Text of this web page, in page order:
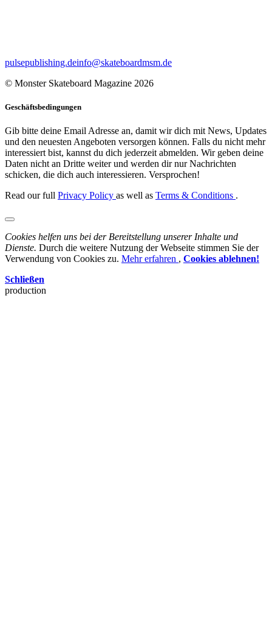
pulsepublishing.deinfo@skateboardmsm.de
© Monster Skateboard Magazine 2026
Geschäftsbedingungen
Gib bitte deine Email Adresse an, damit wir dich mit News, Updates
und den neuesten Angeboten versorgen können. Falls du nicht mehr
interessiert bist, kannst du dich jederzeit abmelden. Wir geben deine
Daten nicht an Dritte weiter und werden dir nur Nachrichten
schicken, die dich auch interessieren. Versprochen!
Read our full Privacy Policy as well as Terms & Conditions .
Cookies helfen uns bei der Bereitstellung unserer Inhalte und
Dienste. Durch die weitere Nutzung der Webseite stimmen Sie der
Verwendung von Cookies zu. Mehr erfahren , Cookies ablehnen!
Schließen
production